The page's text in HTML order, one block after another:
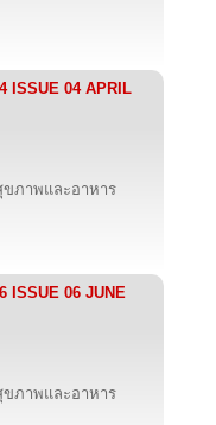
ISSUE 04 APRIL
ขภาพและอาหาร
ISSUE 06 JUNE
ขภาพและอาหาร